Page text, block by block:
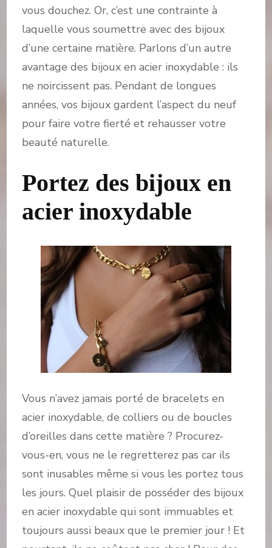
vous douchez. Or, c’est une contrainte à
laquelle vous soumettre avec des bijoux
d’une certaine matière. Parlons d’un autre
avantage des bijoux en acier inoxydable : ils
ne noircissent pas. Pendant de longues
années, vos bijoux gardent l’aspect du neuf
pour faire votre fierté et rehausser votre
beauté naturelle.
Portez des bijoux en
acier inoxydable
Vous n’avez jamais porté de bracelets en
acier inoxydable, de colliers ou de boucles
d’oreilles dans cette matière ? Procurez-
vous-en, vous ne le regretterez pas car ils
sont inusables même si vous les portez tous
les jours. Quel plaisir de posséder des bijoux
en acier inoxydable qui sont immuables et
toujours aussi beaux que le premier jour ! Et